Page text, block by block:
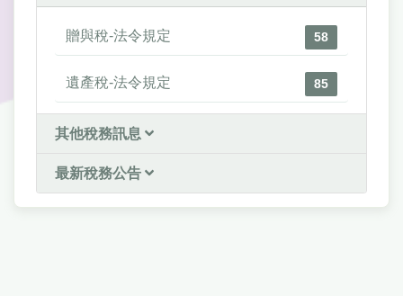
贈與稅-法令規定 58
遺產稅-法令規定 85
其他稅務訊息
最新稅務公告